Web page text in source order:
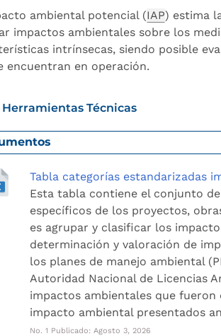
ambiental potencial (IAP) estima
impactos ambientales sobre los
intrínsecas, siendo posible
encuentran en operación.
Técnicas
Tabla categorías estandarizadas
Esta tabla contiene el conjunto
específicos de los proyectos,
es agrupar y clasificar los
determinación y valoración de
los planes de manejo ambiental
Autoridad Nacional de Licencias
impactos ambientales que
impacto ambiental presentados
No. 1 Publicado: Agosto 3, 2026